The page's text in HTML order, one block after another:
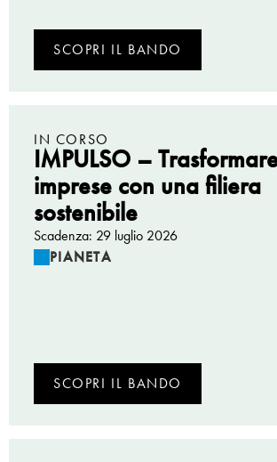
SCOPRI IL BANDO
IN CORSO
IMPULSO –
imprese con una filiera
sostenibile
Scadenza: 29 luglio 2026
PIANETA
SCOPRI IL BANDO